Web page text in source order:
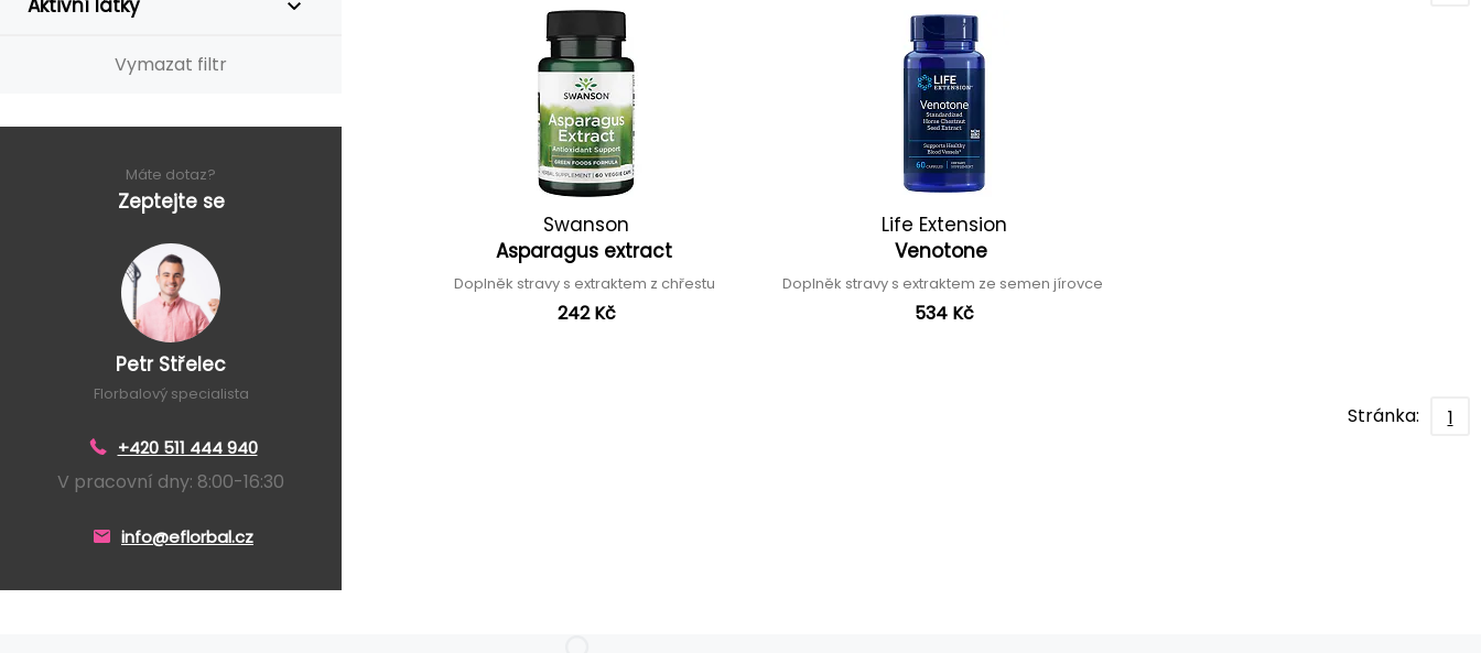
Aktivní látky
Vymazat filtr
Máte dotaz?
Zeptejte se
Petr Střelec
Florbalový specialista
+420 511 444 940
V pracovní dny: 8:00-16:30
info@eflorbal.cz
Swanson
Asparagus extract
Doplněk stravy s extraktem z chřestu
242 Kč
Life Extension
Venotone
Doplněk stravy s extraktem ze semen jírovce
534 Kč
Stránka: 1